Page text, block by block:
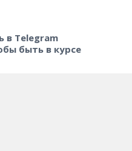
в Telegram
быть в курсе